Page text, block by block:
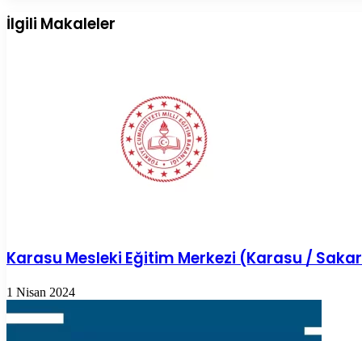
ile
paylaş
İlgili Makaleler
Karasu Mesleki Eğitim Merkezi (Karasu /
1 Nisan 2024